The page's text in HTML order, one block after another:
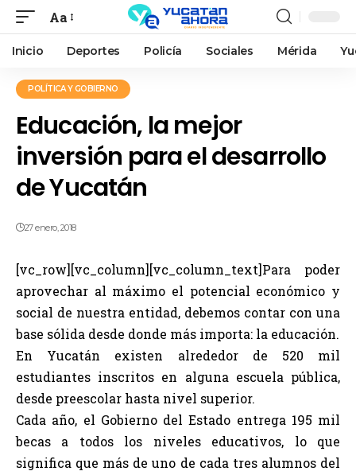
Aa
Inicio Deportes Policía Sociales Mérida
POLÍTICA Y GOBIERNO
Educación, la mejor
inversión para el desarrollo
de Yucatán
27 enero, 2018
[vc_row][vc_column][vc_column_text]Para poder
aprovechar al máximo el potencial económico y
social de nuestra entidad, debemos contar con una
base sólida desde donde más importa: la educación.
En Yucatán existen alrededor de 520 mil
estudiantes inscritos en alguna escuela pública,
desde preescolar hasta nivel superior.
Cada año, el Gobierno del Estado entrega 195 mil
becas a todos los niveles educativos, lo que
significa que más de uno de cada tres alumnos del